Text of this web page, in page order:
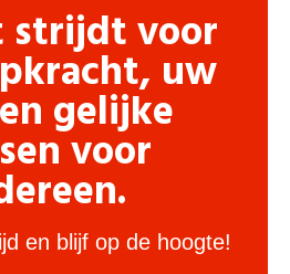
strijdt voor
uw
gelijke
voor
en blijf op de hoogte!